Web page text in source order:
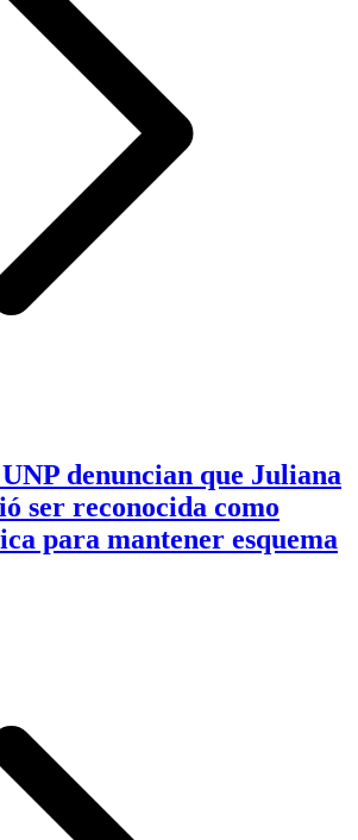
denuncian que Juliana
ser reconocida como
para mantener esquema